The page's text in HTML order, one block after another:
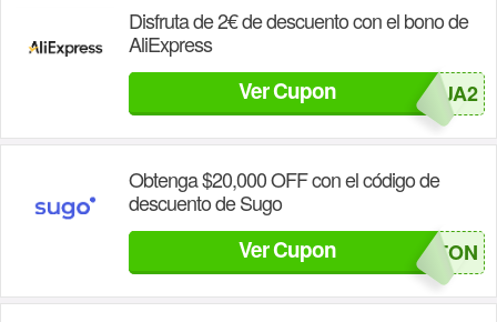
Disfruta de 2€ de descuento con el bono de
AliExpress
Ver Cupon REBAJA2
Obtenga $20,000 OFF con el código de
descuento de Sugo
Ver Cupon SALVATON